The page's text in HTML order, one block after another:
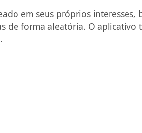
em seus próprios interesses,
de forma aleatória. O aplicativo